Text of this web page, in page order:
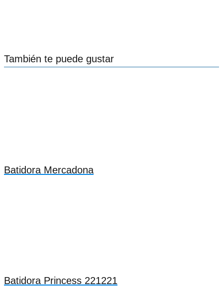
También te puede gustar
Batidora Mercadona
Batidora Princess 221221